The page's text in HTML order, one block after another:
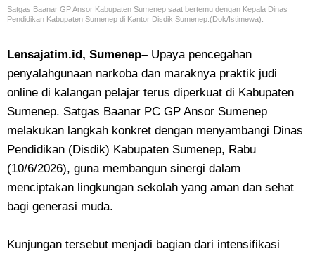
Satgas Baanar GP Ansor Kabupaten Sumenep saat bertemu dengan Kepala Dinas
Pendidikan Kabupaten Sumenep di Kantor Disdik Sumenep.(Dok/Istimewa).
Lensajatim.id, Sumenep– Upaya pencegahan
penyalahgunaan narkoba dan maraknya praktik judi
online di kalangan pelajar terus diperkuat di Kabupaten
Sumenep. Satgas Baanar PC GP Ansor Sumenep
melakukan langkah konkret dengan menyambangi Dinas
Pendidikan (Disdik) Kabupaten Sumenep, Rabu
(10/6/2026), guna membangun sinergi dalam
menciptakan lingkungan sekolah yang aman dan sehat
bagi generasi muda.
Kunjungan tersebut menjadi bagian dari intensifikasi